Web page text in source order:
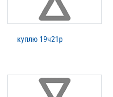
куплю 19ч21р